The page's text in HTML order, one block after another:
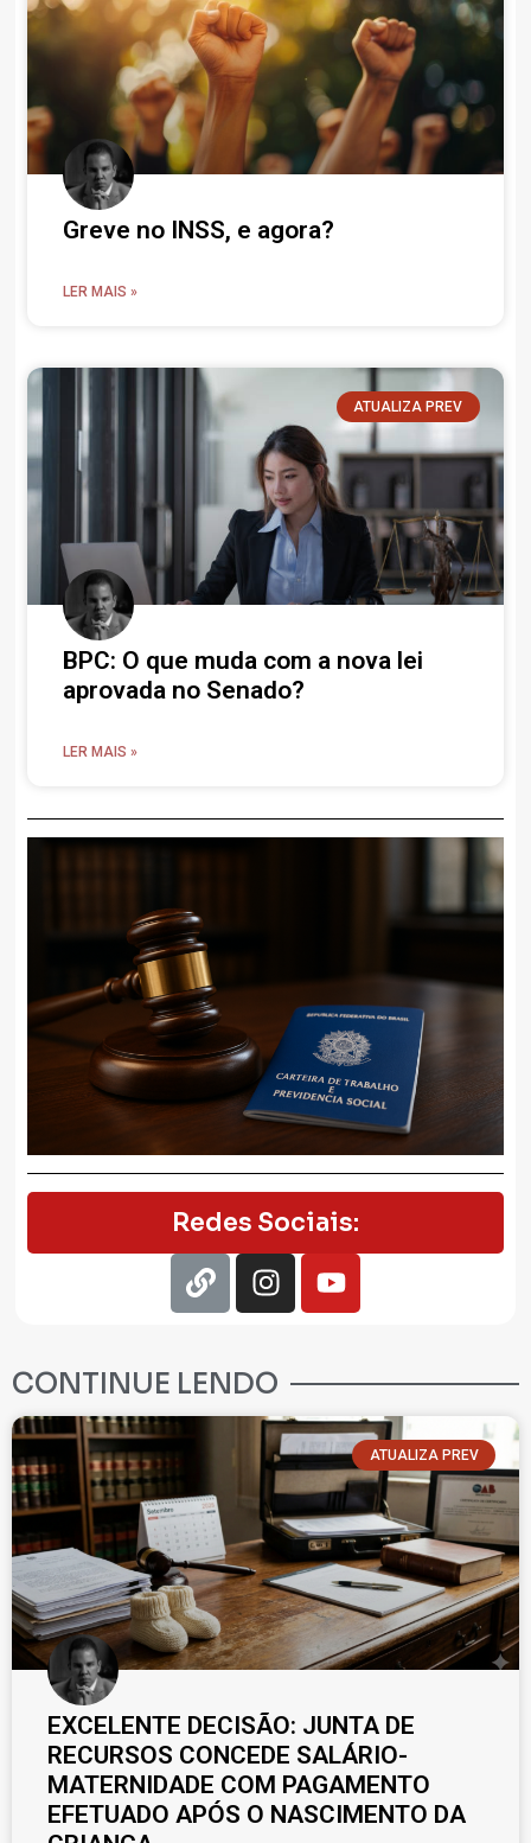
Greve no INSS, e agora?
LER MAIS »
ATUALIZA PREV
BPC: O que muda com a nova lei
aprovada no Senado?
LER MAIS »
Redes Sociais:
CONTINUE LENDO
ATUALIZA PREV
EXCELENTE DECISÃO: JUNTA DE
RECURSOS CONCEDE SALÁRIO-
MATERNIDADE COM PAGAMENTO
EFETUADO APÓS O NASCIMENTO DA